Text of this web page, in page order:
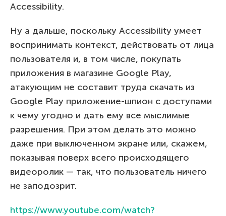
Accessibility.
Ну а дальше, поскольку Accessibility умеет
воспринимать контекст, действовать от лица
пользователя и, в том числе, покупать
приложения в магазине Google Play,
атакующим не составит труда скачать из
Google Play приложение-шпион с доступами
к чему угодно и дать ему все мыслимые
разрешения. При этом делать это можно
даже при выключенном экране или, скажем,
показывая поверх всего происходящего
видеоролик — так, что пользователь ничего
не заподозрит.
https://www.youtube.com/watch?